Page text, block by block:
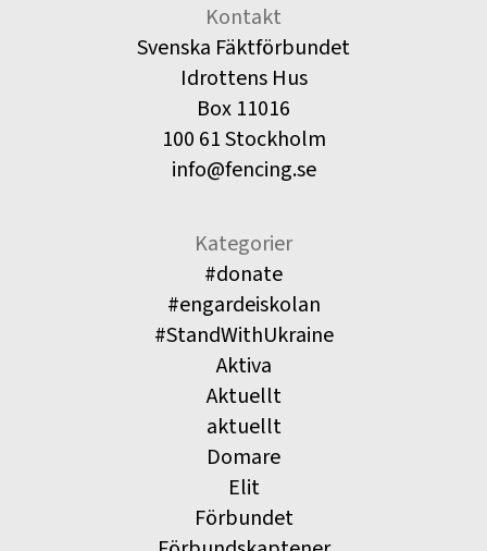
Kontakt
Svenska Fäktförbundet
Idrottens Hus
Box 11016
100 61 Stockholm
info@fencing.se
Kategorier
#donate
#engardeiskolan
#StandWithUkraine
Aktiva
Aktuellt
aktuellt
Domare
Elit
Förbundet